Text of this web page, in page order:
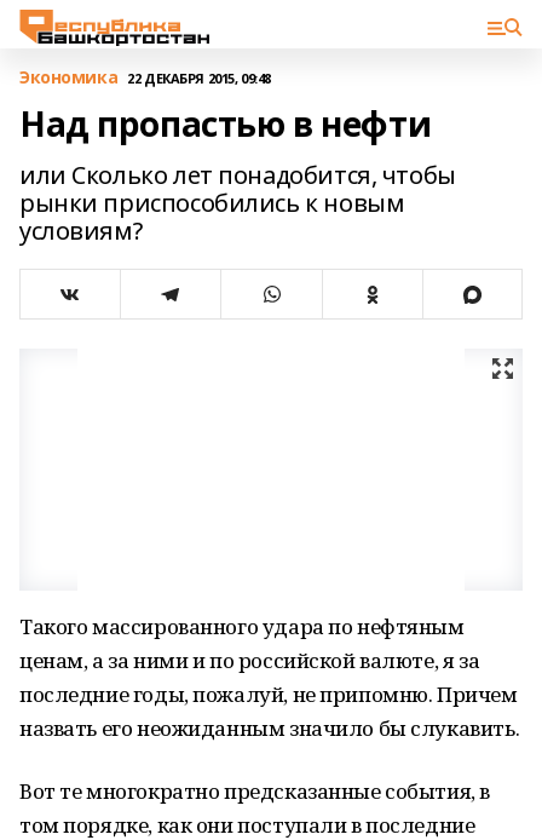
Экономика 22 ДЕКАБРЯ 2015, 09:48
Над пропастью в нефти
или Сколько лет понадобится, чтобы
рынки приспособились к новым
условиям?
Такого массированного удара по нефтяным
ценам, а за ними и по российской валюте, я за
последние годы, пожалуй, не припомню. Причем
назвать его неожиданным значило бы слукавить.
Вот те многократно предсказанные события, в
том порядке, как они поступали в последние